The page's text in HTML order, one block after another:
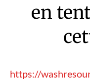
en
https://